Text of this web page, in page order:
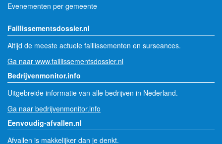
Evenementen per gemeente
Faillissementsdossier.nl
Altijd de meeste actuele faillissementen en surseances.
Ga naar www.faillissementsdossier.nl
Bedrijvenmonitor.info
Uitgebreide informatie van alle bedrijven in Nederland.
Ga naar bedrijvenmonitor.info
Eenvoudig-afvallen.nl
Afvallen is makkelijker dan je denkt.